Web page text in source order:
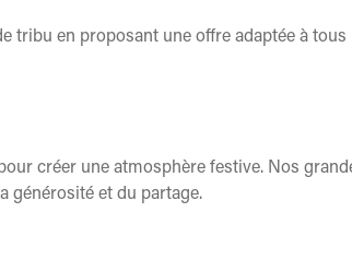
tribu en proposant une offre adaptée à tous
créer une atmosphère festive. Nos
générosité et du partage.